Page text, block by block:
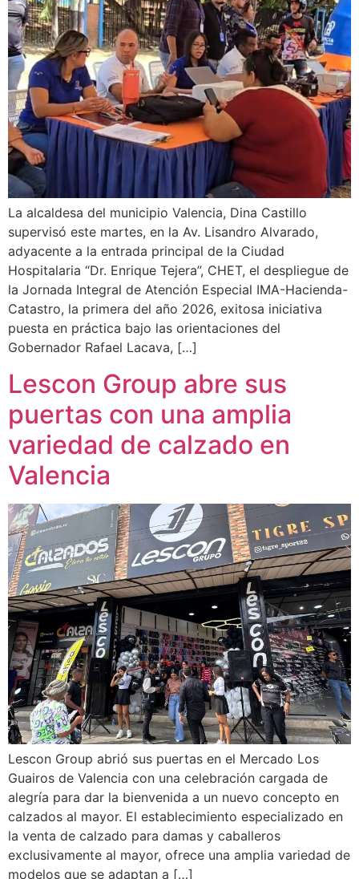
La alcaldesa del municipio Valencia, Dina Castillo
supervisó este martes, en la Av. Lisandro Alvarado,
adyacente a la entrada principal de la Ciudad
Hospitalaria “Dr. Enrique Tejera”, CHET, el despliegue de
la Jornada Integral de Atención Especial IMA-Hacienda-
Catastro, la primera del año 2026, exitosa iniciativa
puesta en práctica bajo las orientaciones del
Gobernador Rafael Lacava, […]
Lescon Group abre sus
puertas con una amplia
variedad de calzado en
Valencia
Lescon Group abrió sus puertas en el Mercado Los
Guairos de Valencia con una celebración cargada de
alegría para dar la bienvenida a un nuevo concepto en
calzados al mayor. El establecimiento especializado en
la venta de calzado para damas y caballeros
exclusivamente al mayor, ofrece una amplia variedad de
modelos que se adaptan a […]